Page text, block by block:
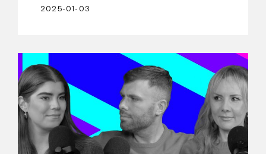
2025-01-03